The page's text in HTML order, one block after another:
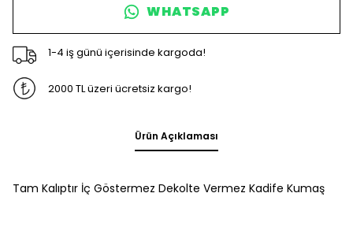
WHATSAPP
1-4 iş günü içerisinde kargoda!
2000 TL üzeri ücretsiz kargo!
Ürün Açıklaması
Tam Kalıptır İç Göstermez Dekolte Vermez Kadife Kumaş